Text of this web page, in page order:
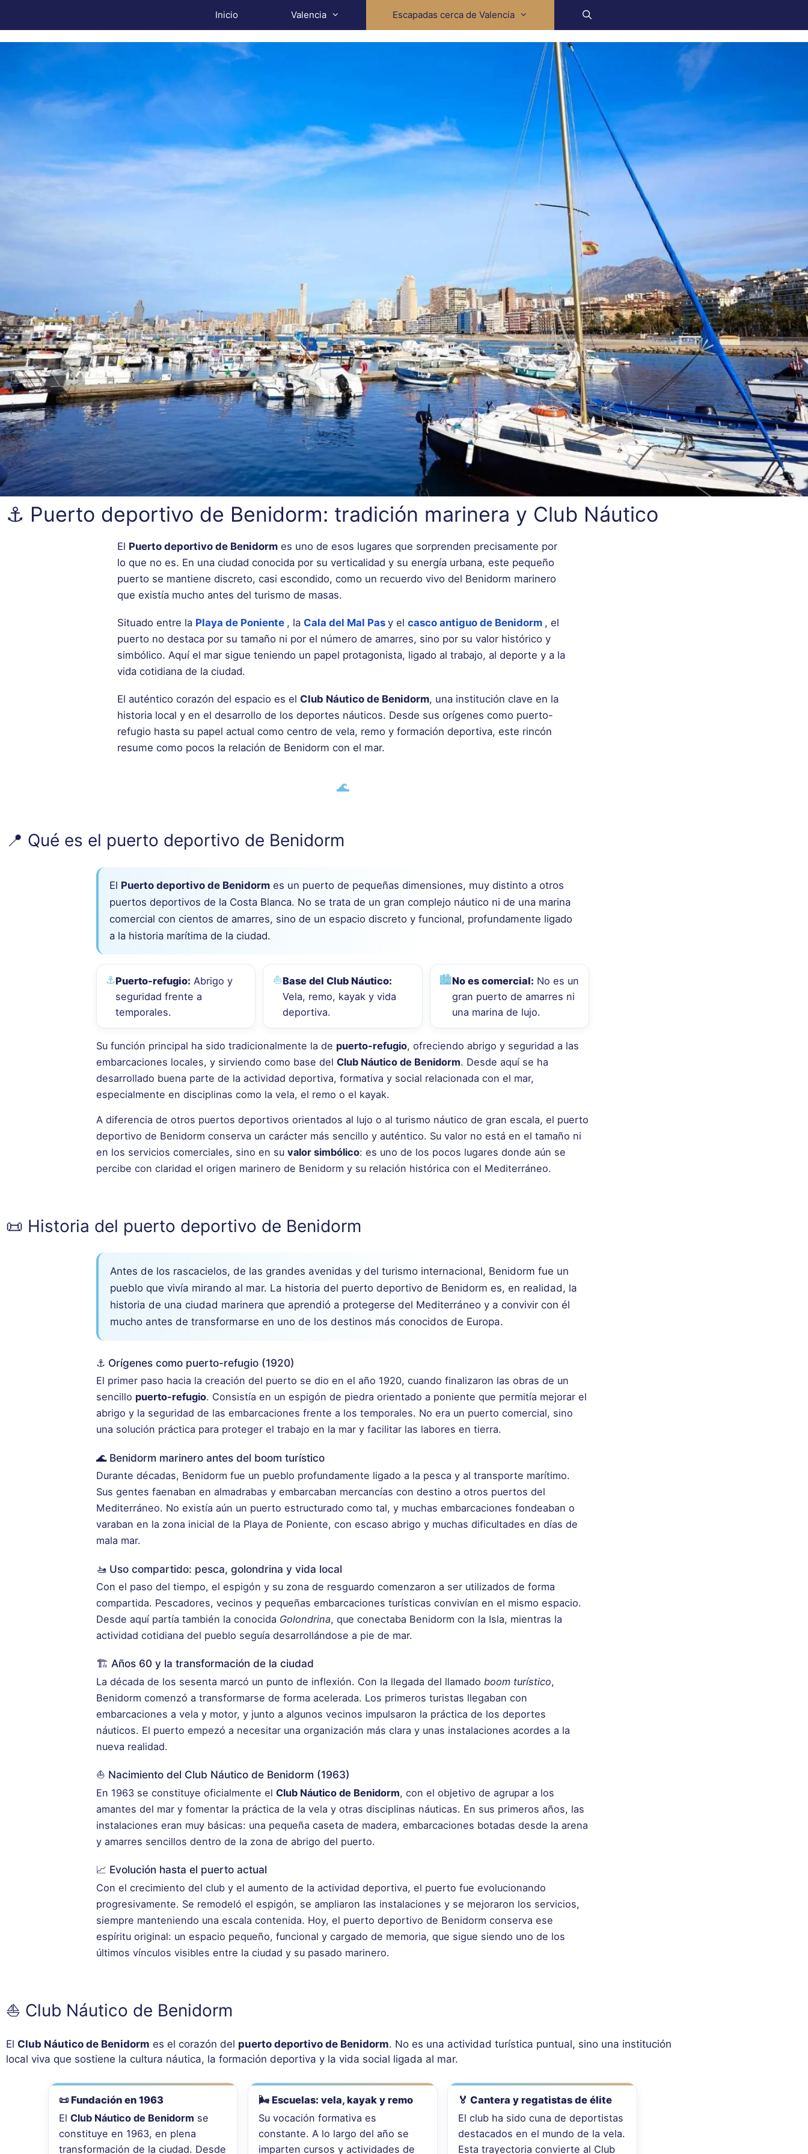
Inicio Valencia Escapadas cerca de Valencia
⚓ Puerto deportivo de Benidorm: tradición marinera y Club Náutico
El Puerto deportivo de Benidorm es uno de esos lugares que sorprenden precisamente por
lo que no es. En una ciudad conocida por su verticalidad y su energía urbana, este pequeño
puerto se mantiene discreto, casi escondido, como un recuerdo vivo del Benidorm marinero
que existía mucho antes del turismo de masas.
Situado entre la Playa de Poniente , la Cala del Mal Pas y el casco antiguo de Benidorm , el
puerto no destaca por su tamaño ni por el número de amarres, sino por su valor histórico y
simbólico. Aquí el mar sigue teniendo un papel protagonista, ligado al trabajo, al deporte y a la
vida cotidiana de la ciudad.
El auténtico corazón del espacio es el Club Náutico de Benidorm, una institución clave en la
historia local y en el desarrollo de los deportes náuticos. Desde sus orígenes como puerto-
refugio hasta su papel actual como centro de vela, remo y formación deportiva, este rincón
resume como pocos la relación de Benidorm con el mar.
🌊
📍 Qué es el puerto deportivo de Benidorm
El Puerto deportivo de Benidorm es un puerto de pequeñas dimensiones, muy distinto a otros
puertos deportivos de la Costa Blanca. No se trata de un gran complejo náutico ni de una marina
comercial con cientos de amarres, sino de un espacio discreto y funcional, profundamente ligado
a la historia marítima de la ciudad.
⚓Puerto-refugio: Abrigo y
seguridad frente a
temporales.
⛵Base del Club Náutico:
Vela, remo, kayak y vida
deportiva.
🏙️No es comercial: No es un
gran puerto de amarres ni
una marina de lujo.
Su función principal ha sido tradicionalmente la de puerto-refugio, ofreciendo abrigo y seguridad a las
embarcaciones locales, y sirviendo como base del Club Náutico de Benidorm. Desde aquí se ha
desarrollado buena parte de la actividad deportiva, formativa y social relacionada con el mar,
especialmente en disciplinas como la vela, el remo o el kayak.
A diferencia de otros puertos deportivos orientados al lujo o al turismo náutico de gran escala, el puerto
deportivo de Benidorm conserva un carácter más sencillo y auténtico. Su valor no está en el tamaño ni
en los servicios comerciales, sino en su valor simbólico: es uno de los pocos lugares donde aún se
percibe con claridad el origen marinero de Benidorm y su relación histórica con el Mediterráneo.
📜 Historia del puerto deportivo de Benidorm
Antes de los rascacielos, de las grandes avenidas y del turismo internacional, Benidorm fue un
pueblo que vivía mirando al mar. La historia del puerto deportivo de Benidorm es, en realidad, la
historia de una ciudad marinera que aprendió a protegerse del Mediterráneo y a convivir con él
mucho antes de transformarse en uno de los destinos más conocidos de Europa.
⚓ Orígenes como puerto-refugio (1920)
El primer paso hacia la creación del puerto se dio en el año 1920, cuando finalizaron las obras de un
sencillo puerto-refugio. Consistía en un espigón de piedra orientado a poniente que permitía mejorar el
abrigo y la seguridad de las embarcaciones frente a los temporales. No era un puerto comercial, sino
una solución práctica para proteger el trabajo en la mar y facilitar las labores en tierra.
🌊 Benidorm marinero antes del boom turístico
Durante décadas, Benidorm fue un pueblo profundamente ligado a la pesca y al transporte marítimo.
Sus gentes faenaban en almadrabas y embarcaban mercancías con destino a otros puertos del
Mediterráneo. No existía aún un puerto estructurado como tal, y muchas embarcaciones fondeaban o
varaban en la zona inicial de la Playa de Poniente, con escaso abrigo y muchas dificultades en días de
mala mar.
🚤 Uso compartido: pesca, golondrina y vida local
Con el paso del tiempo, el espigón y su zona de resguardo comenzaron a ser utilizados de forma
compartida. Pescadores, vecinos y pequeñas embarcaciones turísticas convivían en el mismo espacio.
Desde aquí partía también la conocida Golondrina, que conectaba Benidorm con la Isla, mientras la
actividad cotidiana del pueblo seguía desarrollándose a pie de mar.
🏗️ Años 60 y la transformación de la ciudad
La década de los sesenta marcó un punto de inflexión. Con la llegada del llamado boom turístico,
Benidorm comenzó a transformarse de forma acelerada. Los primeros turistas llegaban con
embarcaciones a vela y motor, y junto a algunos vecinos impulsaron la práctica de los deportes
náuticos. El puerto empezó a necesitar una organización más clara y unas instalaciones acordes a la
nueva realidad.
⛵ Nacimiento del Club Náutico de Benidorm (1963)
En 1963 se constituye oficialmente el Club Náutico de Benidorm, con el objetivo de agrupar a los
amantes del mar y fomentar la práctica de la vela y otras disciplinas náuticas. En sus primeros años, las
instalaciones eran muy básicas: una pequeña caseta de madera, embarcaciones botadas desde la arena
y amarres sencillos dentro de la zona de abrigo del puerto.
📈 Evolución hasta el puerto actual
Con el crecimiento del club y el aumento de la actividad deportiva, el puerto fue evolucionando
progresivamente. Se remodeló el espigón, se ampliaron las instalaciones y se mejoraron los servicios,
siempre manteniendo una escala contenida. Hoy, el puerto deportivo de Benidorm conserva ese
espíritu original: un espacio pequeño, funcional y cargado de memoria, que sigue siendo uno de los
últimos vínculos visibles entre la ciudad y su pasado marinero.
⛵ Club Náutico de Benidorm
El Club Náutico de Benidorm es el corazón del puerto deportivo de Benidorm. No es una actividad turística puntual, sino una institución
local viva que sostiene la cultura náutica, la formación deportiva y la vida social ligada al mar.
📜 Fundación en 1963
El Club Náutico de Benidorm se
constituye en 1963, en plena
transformación de la ciudad. Desde
🌬️ Escuelas: vela, kayak y remo
Su vocación formativa es
constante. A lo largo del año se
imparten cursos y actividades de
🏅 Cantera y regatistas de élite
El club ha sido cuna de deportistas
destacados en el mundo de la vela.
Esta trayectoria convierte al Club